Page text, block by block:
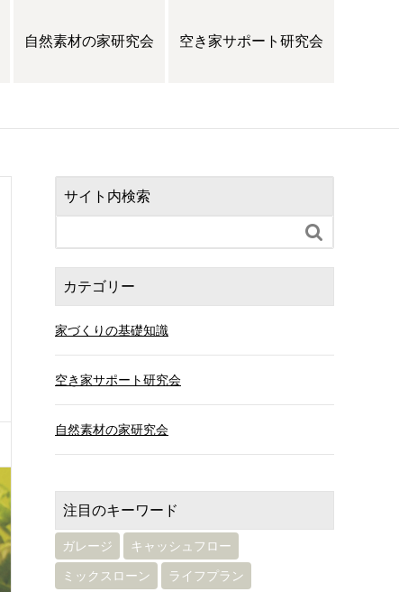
自然素材の家研究会 空き家サポート研究会
サイト内検索

カテゴリー
家づくりの基礎知識
空き家サポート研究会
自然素材の家研究会
注目のキーワード
ガレージ キャッシュフロー
ミックスローン ライフプラン